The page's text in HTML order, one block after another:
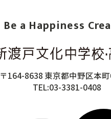
Be a Happiness
〒164-8638 東京都中野区本
TEL:03-3381-0408